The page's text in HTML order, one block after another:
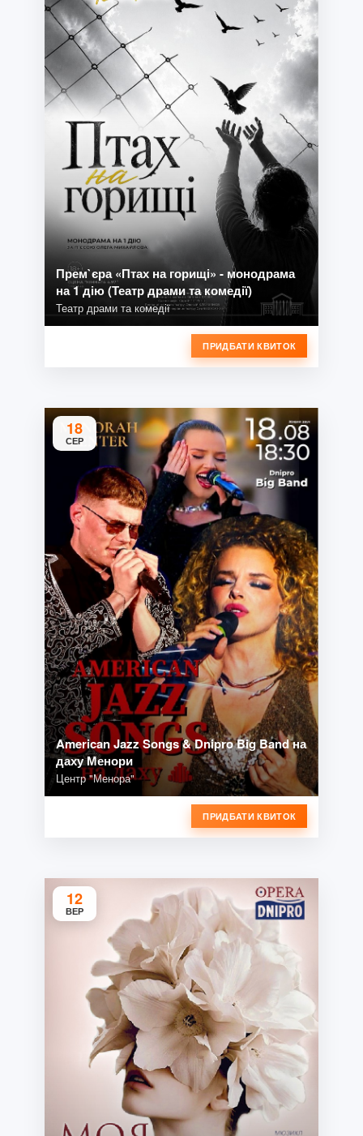
Прем`єра «Птах на горищі» - монодрама
на 1 дію (Театр драми та комедії)
Театр драми та комедії
ПРИДБАТИ КВИТОК
18
СЕР
American Jazz Songs & Dnipro Big Band на
даху Менори
Центр "Менора"
ПРИДБАТИ КВИТОК
12
ВЕР